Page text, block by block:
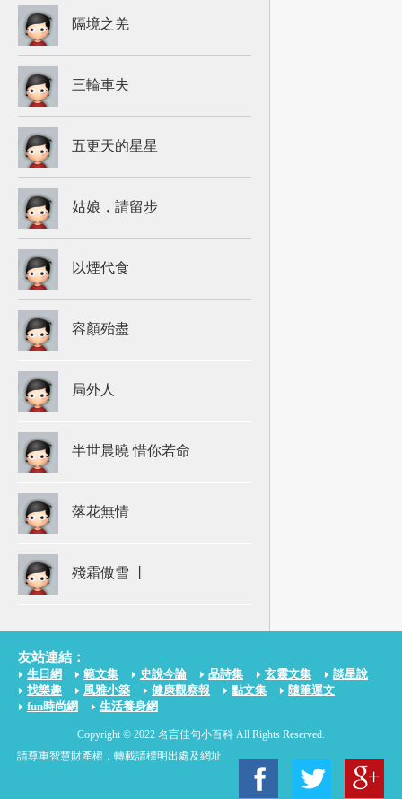
隔境之羌
三輪車夫
五更天的星星
姑娘，請留步
以煙代食
容顏殆盡
局外人
半世晨曉 惜你若命
落花無情
殘霜傲雪 丨
友站連結：
生日網 範文集 史說今論 品詩集 玄靈文集
談星說
找樂趣
風雅小築 健康觀察報 點文集
隨筆運文
fun時尚網
生活養身網
Copyright © 2022 名言佳句小百科 All Rights Reserved.
請尊重智慧財產權，轉載請標明出處及網址